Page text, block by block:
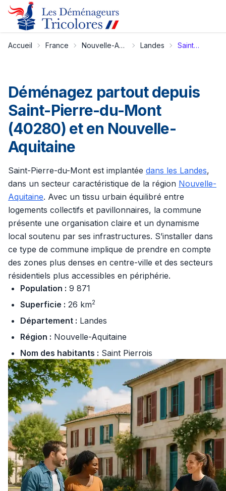
Accueil France Nouvelle-Aquitaine Landes Saint-Pierre-du-Mont
Déménagez partout depuis
Saint-Pierre-du-Mont
(40280) et en Nouvelle-
Aquitaine
Saint-Pierre-du-Mont est implantée dans les Landes,
dans un secteur caractéristique de la région Nouvelle-
Aquitaine. Avec un tissu urbain équilibré entre
logements collectifs et pavillonnaires, la commune
présente une organisation claire et un dynamisme
local soutenu par ses infrastructures. S’installer dans
ce type de commune implique de prendre en compte
des zones plus denses en centre-ville et des secteurs
résidentiels plus accessibles en périphérie.
Population : 9 871
Superficie : 26 km2
Département : Landes
Région : Nouvelle-Aquitaine
Nom des habitants : Saint Pierrois